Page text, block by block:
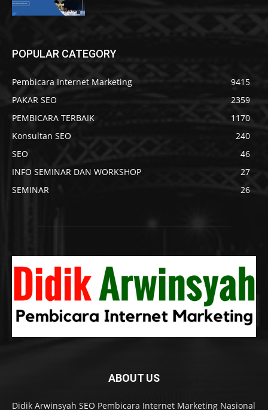
POPULAR CATEGORY
Pembicara Internet Marketing
9415
PAKAR SEO
2359
PEMBICARA TERBAIK
1170
Konsultan SEO
240
SEO
46
INFO SEMINAR DAN WORKSHOP
27
SEMINAR
26
ABOUT US
Didik Arwinsyah SEO Pembicara Internet Marketing Nasional